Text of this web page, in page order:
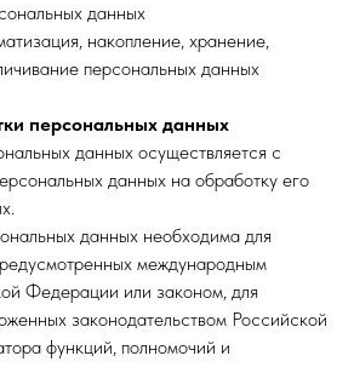
данных
накопление, хранение,
персональных данных
персональных данных
данных осуществляется с
данных на обработку его
данных необходима для
международным
Федерации или законом, для
законодательством Российской
функций, полномочий и